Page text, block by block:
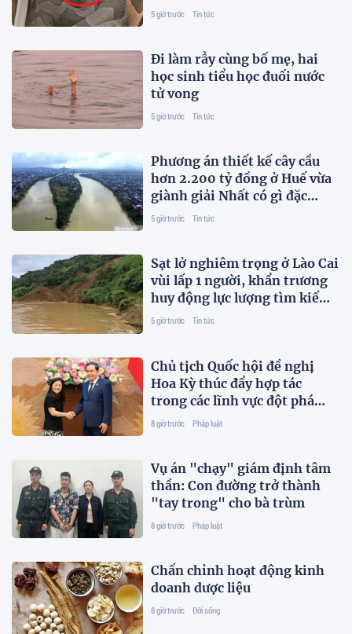
5 giờ trước Tin tức
Đi làm rẫy cùng bố mẹ, hai
học sinh tiểu học đuối nước
tử vong
5 giờ trước Tin tức
Phương án thiết kế cây cầu
hơn 2.200 tỷ đồng ở Huế vừa
giành giải Nhất có gì đặc
biệt?
5 giờ trước Tin tức
Sạt lở nghiêm trọng ở Lào Cai
vùi lấp 1 người, khẩn trương
huy động lực lượng tìm kiếm
nạn nhân
5 giờ trước Tin tức
Chủ tịch Quốc hội đề nghị
Hoa Kỳ thúc đẩy hợp tác
trong các lĩnh vực đột phá
mới
8 giờ trước Pháp luật
Vụ án "chạy" giám định tâm
thần: Con đường trở thành
"tay trong" cho bà trùm
8 giờ trước Pháp luật
Chấn chỉnh hoạt động kinh
doanh dược liệu
8 giờ trước Đời sống